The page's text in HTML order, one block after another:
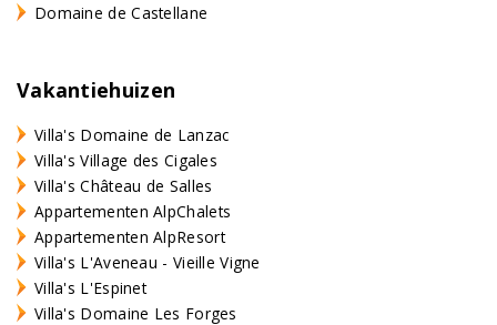
Domaine de Castellane
Vakantiehuizen
Villa's Domaine de Lanzac
Villa's Village des Cigales
Villa's Château de Salles
Appartementen AlpChalets
Appartementen AlpResort
Villa's L'Aveneau - Vieille Vigne
Villa's L'Espinet
Villa's Domaine Les Forges